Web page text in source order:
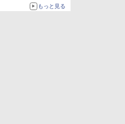
もっと見る